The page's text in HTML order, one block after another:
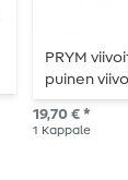
PRYM
puinen
19,70 € *
1 Kappale